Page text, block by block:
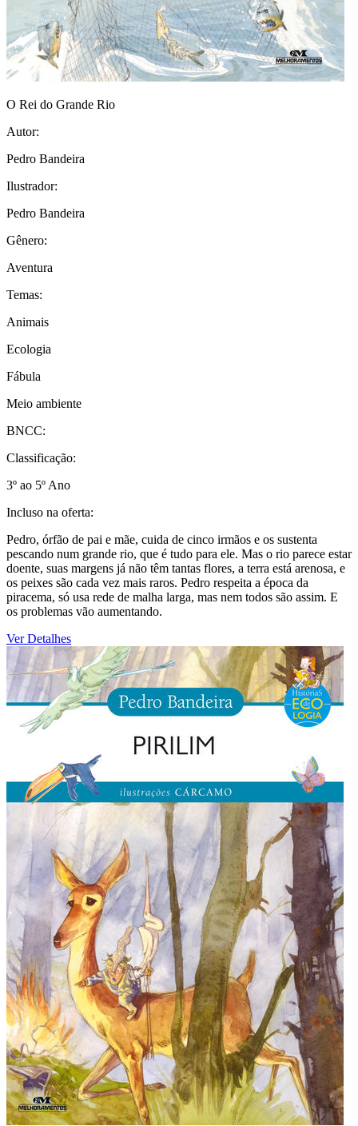
O Rei do Grande Rio
Autor:
Pedro Bandeira
Ilustrador:
Pedro Bandeira
Gênero:
Aventura
Temas:
Animais
Ecologia
Fábula
Meio ambiente
BNCC:
Classificação:
3º ao 5º Ano
Incluso na oferta:
Pedro, órfão de pai e mãe, cuida de cinco irmãos e os sustenta
pescando num grande rio, que é tudo para ele. Mas o rio parece estar
doente, suas margens já não têm tantas flores, a terra está arenosa, e
os peixes são cada vez mais raros. Pedro respeita a época da
piracema, só usa rede de malha larga, mas nem todos são assim. E
os problemas vão aumentando.
Ver Detalhes